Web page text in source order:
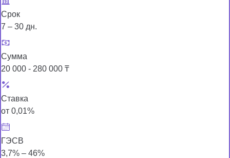
Срок
7 – 30 дн.
Сумма
20 000 - 280 000 ₸
Ставка
от 0,01%
ГЭСВ
3,7% – 46%